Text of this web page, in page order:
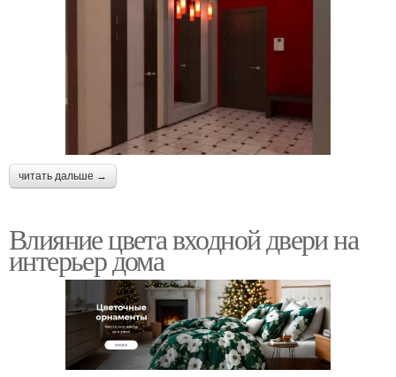
читать дальше →
Влияние цвета входной двери на
интерьер дома